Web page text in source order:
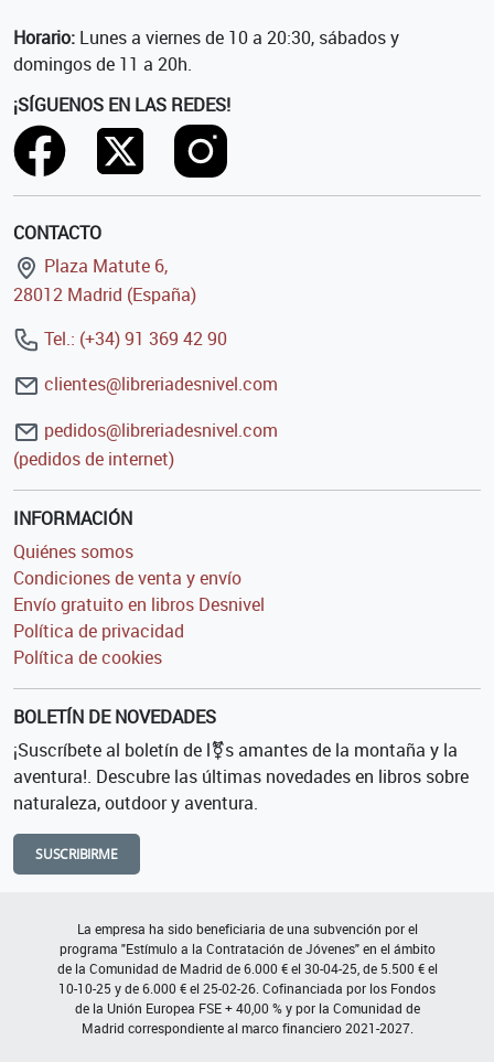
Horario: Lunes a viernes de 10 a 20:30, sábados y
domingos de 11 a 20h.
¡SÍGUENOS EN LAS REDES!
CONTACTO
Plaza Matute 6,
28012 Madrid (España)
Tel.: (+34) 91 369 42 90
clientes@libreriadesnivel.com
pedidos@libreriadesnivel.com
(pedidos de internet)
INFORMACIÓN
Quiénes somos
Condiciones de venta y envío
Envío gratuito en libros Desnivel
Política de privacidad
Política de cookies
BOLETÍN DE NOVEDADES
¡Suscríbete al boletín de l⚧s amantes de la montaña y la
aventura!. Descubre las últimas novedades en libros sobre
naturaleza, outdoor y aventura.
SUSCRIBIRME
La empresa ha sido beneficiaria de una subvención por el
programa "Estímulo a la Contratación de Jóvenes" en el ámbito
de la Comunidad de Madrid de 6.000 € el 30-04-25, de 5.500 € el
10-10-25 y de 6.000 € el 25-02-26. Cofinanciada por los Fondos
de la Unión Europea FSE + 40,00 % y por la Comunidad de
Madrid correspondiente al marco financiero 2021-2027.